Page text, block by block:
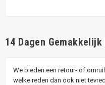
14 Dagen
We bieden een retour- of
welke reden dan ook niet